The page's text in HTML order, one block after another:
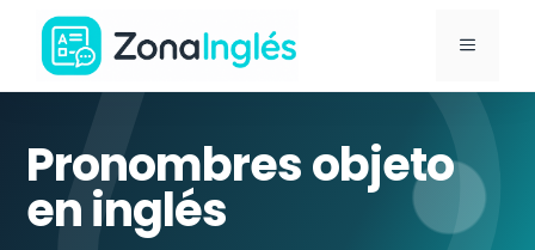
Saltar
contenido
Ir
la
portada
MENÚ
Pronombres objeto
en inglés